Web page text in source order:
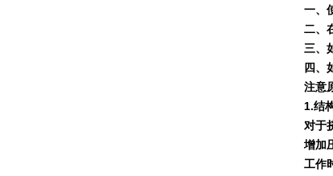
一、
二、
三、
四、
注意
1.结
对于
增加
工作